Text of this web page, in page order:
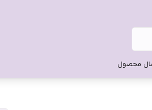
محصول